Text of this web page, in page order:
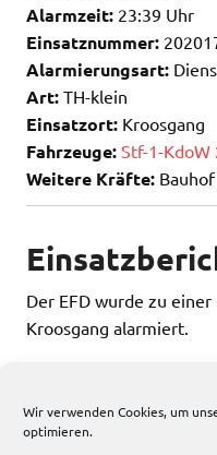
Wir verwenden Cookies, um
optimieren.
Alarmzeit: 23:39 Uhr
Einsatznummer:
Alarmierungsart:
Art: TH-klein
Einsatzort: Kroosgang
Fahrzeuge: Stf-1-KdoW
Weitere Kräfte: Bauhof
Der EFD wurde zu
Kroosgang alarmiert.